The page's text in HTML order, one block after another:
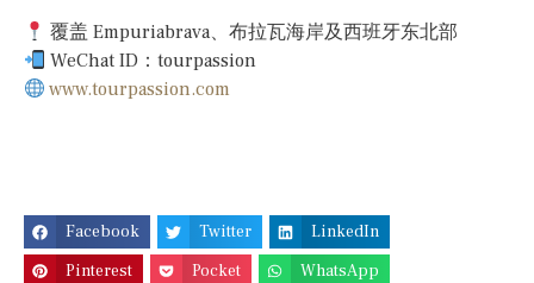
覆盖 Empuriabrava、布拉瓦海岸及西班牙东北部
WeChat ID：tourpassion
www.tourpassion.com
Facebook Twitter
LinkedIn
Pinterest
Pocket WhatsApp